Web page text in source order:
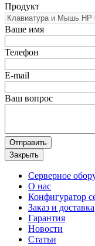
Продукт
Ваше имя
Телефон
E-mail
Ваш вопрос
Отправить
Закрыть
Серверное
О нас
Конфигуратор
Заказ и доставка
Гарантия
Новости
Статьи